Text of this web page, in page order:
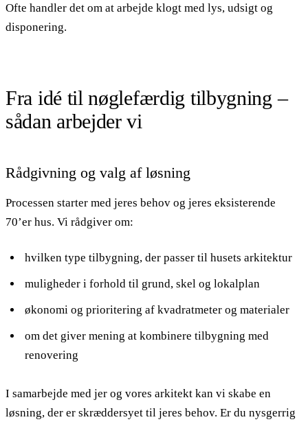
Ofte handler det om at arbejde klogt med lys, udsigt og
disponering.
Fra idé til nøglefærdig tilbygning –
sådan arbejder vi
Rådgivning og valg af løsning
Processen starter med jeres behov og jeres eksisterende
70’er hus. Vi rådgiver om:
hvilken type tilbygning, der passer til husets arkitektur
muligheder i forhold til grund, skel og lokalplan
økonomi og prioritering af kvadratmeter og materialer
om det giver mening at kombinere tilbygning med
renovering
I samarbejde med jer og vores arkitekt kan vi skabe en
løsning, der er skræddersyet til jeres behov. Er du nysgerrig